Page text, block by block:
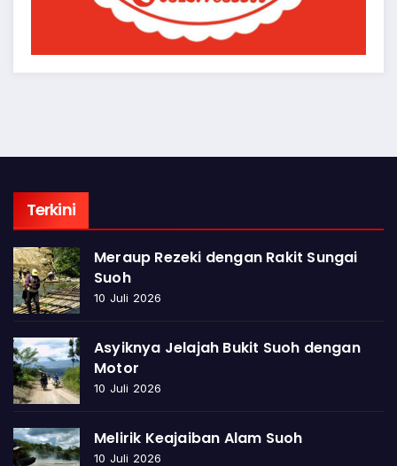
Terkini
Meraup Rezeki dengan Rakit Sungai
Suoh
10 Juli 2026
Asyiknya Jelajah Bukit Suoh dengan
Motor
10 Juli 2026
Melirik Keajaiban Alam Suoh
10 Juli 2026